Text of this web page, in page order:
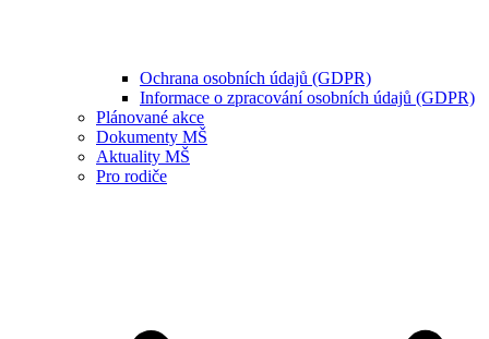
Ochrana osobních údajů (GDPR)
Informace o zpracování osobních údajů (GDPR)
Plánované akce
Dokumenty MŠ
Aktuality MŠ
Pro rodiče